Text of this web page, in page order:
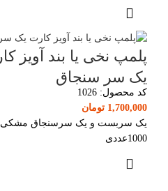
پلمپ نخی یا بند
یک سر سنجاق
کد محصول: 1026
1,700,000 تومان
1000عددی